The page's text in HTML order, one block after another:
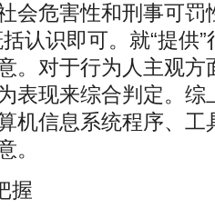
会危害性和刑事可罚
认识即可。就“提供
。对于行为人主观方
表现来综合判定。综
机信息系统程序、工
。
握